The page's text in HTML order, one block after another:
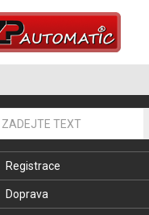
Registrace
Doprava